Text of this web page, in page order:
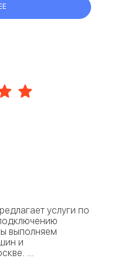
услуги по
выполняем
и
...